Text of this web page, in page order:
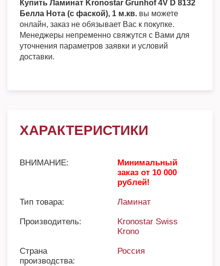
Купить Ламинат Kronostar Grunhof 4V D 8132
Белла Нота (с фаской), 1 м.кв. вы можете
онлайн, заказ не обязывает Вас к покупке.
Менеджеры непременно свяжутся с Вами для
уточнения параметров заявки и условий
доставки.
ХАРАКТЕРИСТИКИ
ВНИМАНИЕ:
Минимальный
заказ от 10 000
рублей!
Тип товара: Ламинат
Производитель:
Kronostar Swiss
Krono
Страна
производства:
Россия